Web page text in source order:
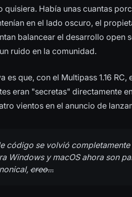
quisiera. Había unas cuantas
en el lado oscuro, el
balancear el desarrollo open
ruido en la comunidad.
es que, con el Multipass 1.16
eran "secretas" directamente
vientos en el anuncio de
código se volvió
Windows y macOS ahora son
creo...